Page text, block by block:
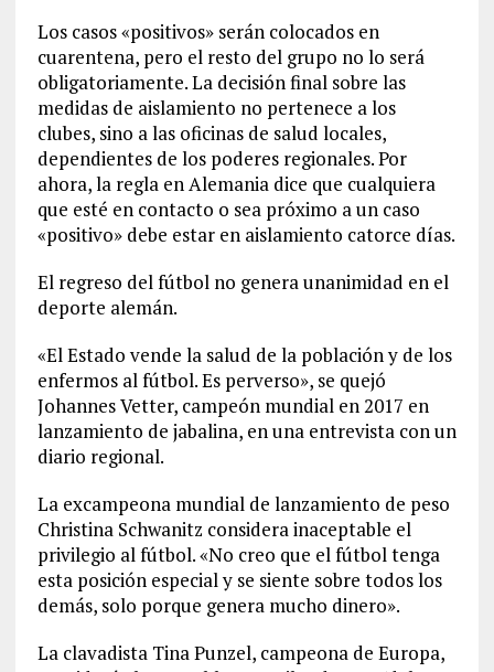
Los casos «positivos» serán colocados en
cuarentena, pero el resto del grupo no lo será
obligatoriamente. La decisión final sobre las
medidas de aislamiento no pertenece a los
clubes, sino a las oficinas de salud locales,
dependientes de los poderes regionales. Por
ahora, la regla en Alemania dice que cualquiera
que esté en contacto o sea próximo a un caso
«positivo» debe estar en aislamiento catorce días.
El regreso del fútbol no genera unanimidad en el
deporte alemán.
«El Estado vende la salud de la población y de los
enfermos al fútbol. Es perverso», se quejó
Johannes Vetter, campeón mundial en 2017 en
lanzamiento de jabalina, en una entrevista con un
diario regional.
La excampeona mundial de lanzamiento de peso
Christina Schwanitz considera inaceptable el
privilegio al fútbol. «No creo que el fútbol tenga
esta posición especial y se siente sobre todos los
demás, solo porque genera mucho dinero».
La clavadista Tina Punzel, campeona de Europa,